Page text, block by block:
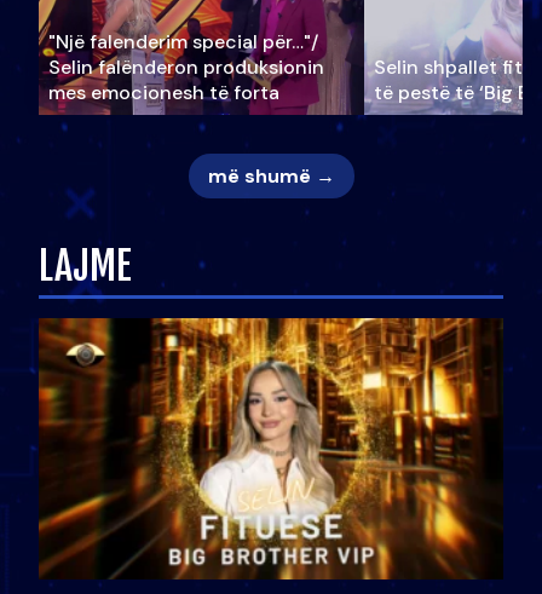
"Një falenderim special për…"/
Selin falënderon produksionin
mes emocionesh të forta
Selin shpallet
të pestë të ‘Big
më shumë →
LAJME